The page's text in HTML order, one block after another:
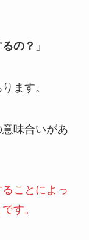
の？ 」
ます。
味合いがあ
ことによっ
す。